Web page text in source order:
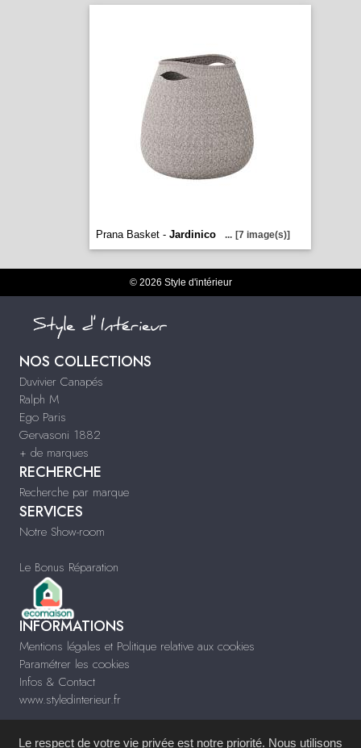
Prana Basket - Jardinico ... [7 image(s)]
© 2026 Style d'intérieur
NOS COLLECTIONS
Duvivier Canapés
Ralph M
Ego Paris
Gervasoni 1882
+ de marques
RECHERCHE
Recherche par marque
SERVICES
Notre Show-room
Le Bonus Réparation
INFORMATIONS
Mentions légales et Politique relative aux cookies
Paramétrer les cookies
Infos & Contact
www.styledinterieur.fr
Le respect de votre vie privée est notre priorité. Nous utilisons